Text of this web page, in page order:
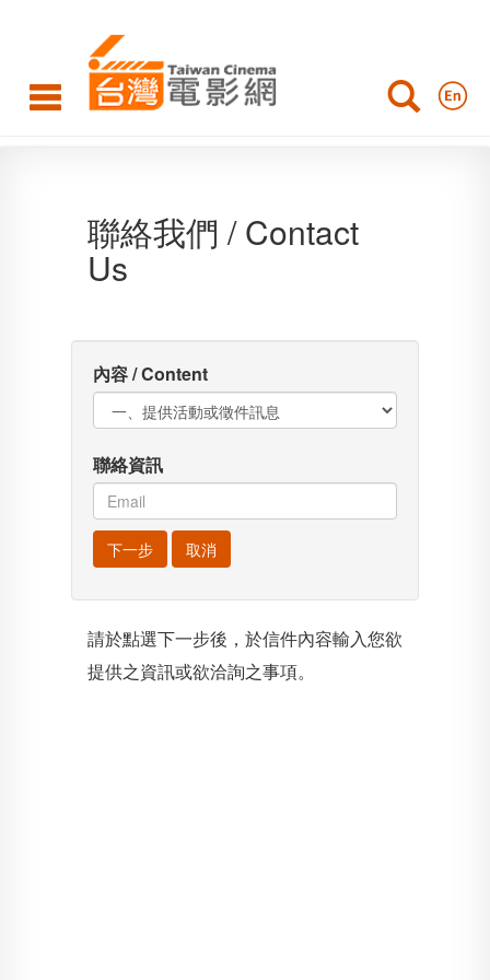
我
聯絡我們 / Contact
Us
內容 / Content
聯絡資訊
下一步 取消
請於點選下一步後，於信件內容輸入您欲
提供之資訊或欲洽詢之事項。